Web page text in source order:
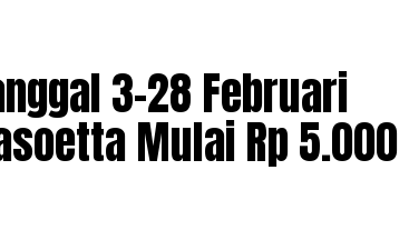
3-28 Februari
Mulai Rp 5.000